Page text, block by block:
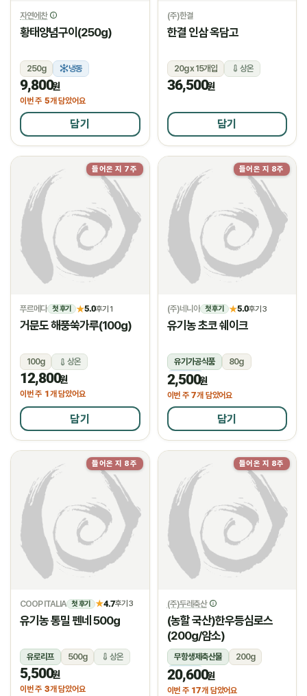
자연에찬
황태양념구이(250g)
250g 냉동
9,800원
이번 주 5개 담았어요
담기
(주)한결
한결 인삼 옥담고
20g x 15개입 상온
36,500원
담기
들어온 지 7주
푸르메다 첫 후기 ★5.0후기 1
거문도 해풍쑥가루(100g)
100g 상온
12,800원
이번 주 1개 담았어요
담기
들어온 지 8주
(주)네니아 첫 후기 ★5.0후기 3
유기농 초코 쉐이크
유기가공식품
80g
냉동
2,500원
이번 주 7개 담았어요
담기
들어온 지 8주
COOP ITALIA 첫 후기 ★4.7후기 3
유기농 통밀 펜네 500g
유로리프 500g 상온
5,500원
이번 주 3개 담았어요
들어온 지 8주
(주)두레축산
(농할 국산)한우등심로스
(200g/암소)
무항생제축산물
200g
냉장
20,600원
이번 주 17개 담았어요